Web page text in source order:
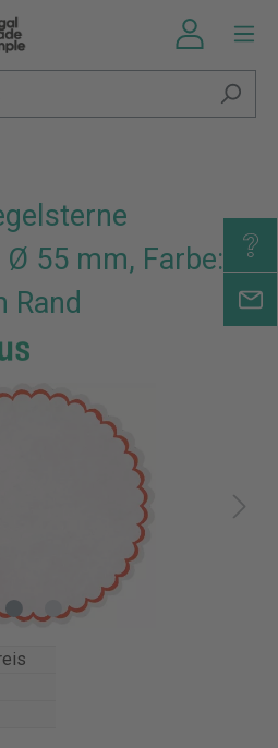
55 mm, Farbe:
Rand